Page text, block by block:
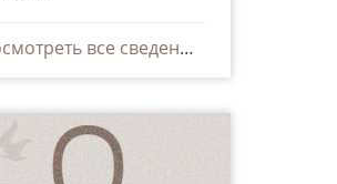
Просмотреть все сведения